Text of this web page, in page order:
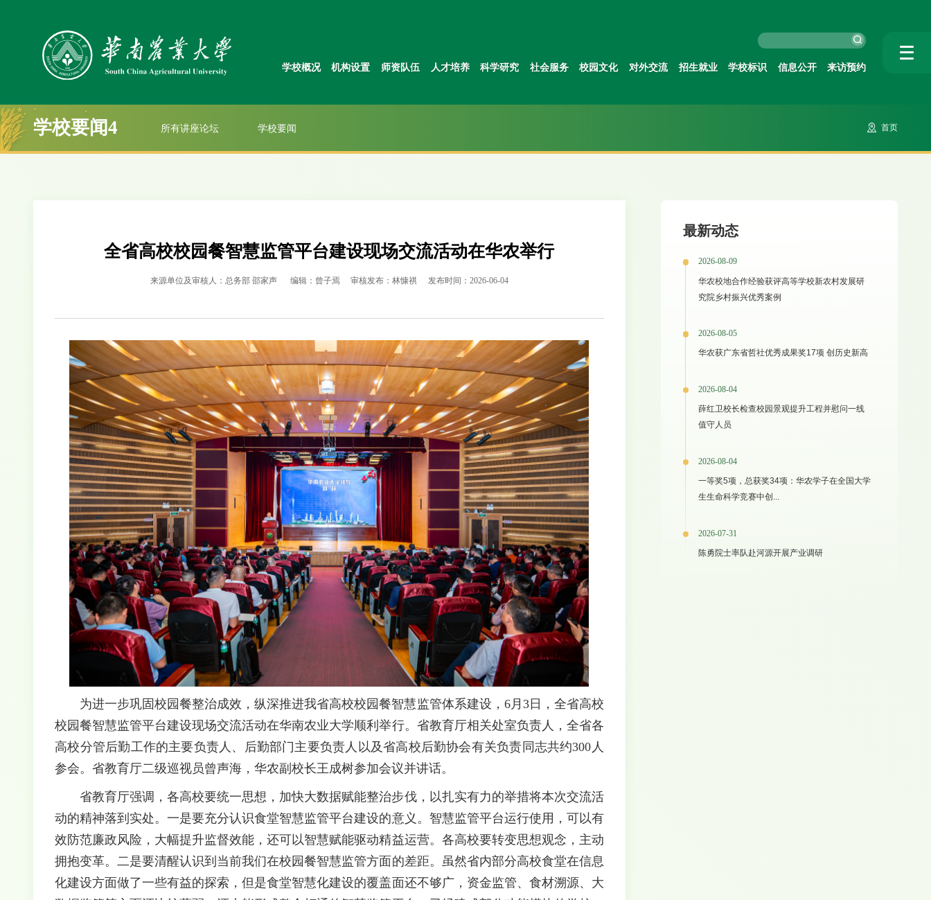
学校概况 机构设置 师资队伍 人才培养 科学研究 社会服务 校园文化 对外交流 招生就业 学校标识 信息公开 来访预约
学校要闻4 所有讲座论坛 学校要闻 首页
全省高校校园餐智慧监管平台建设现场交流活动在华农举行
来源单位及审核人：总务部 邵家声 编辑：曾子焉 审核发布：林慷祺 发布时间：2026-06-04
为进一步巩固校园餐整治成效，纵深推进我省高校校园餐智慧监管体系建设，6月3日，全省高校
校园餐智慧监管平台建设现场交流活动在华南农业大学顺利举行。省教育厅相关处室负责人，全省各
高校分管后勤工作的主要负责人、后勤部门主要负责人以及省高校后勤协会有关负责同志共约300人
参会。省教育厅二级巡视员曾声海，华农副校长王成树参加会议并讲话。
省教育厅强调，各高校要统一思想，加快大数据赋能整治步伐，以扎实有力的举措将本次交流活
动的精神落到实处。一是要充分认识食堂智慧监管平台建设的意义。智慧监管平台运行使用，可以有
效防范廉政风险，大幅提升监督效能，还可以智慧赋能驱动精益运营。各高校要转变思想观念，主动
拥抱变革。二是要清醒认识到当前我们在校园餐智慧监管方面的差距。虽然省内部分高校食堂在信息
化建设方面做了一些有益的探索，但是食堂智慧化建设的覆盖面还不够广，资金监管、食材溯源、大
最新动态
2026-08-09
华农校地合作经验获评高等学校新农村发展研
究院乡村振兴优秀案例
2026-08-05
华农获广东省哲社优秀成果奖17项 创历史新高
2026-08-04
薛红卫校长检查校园景观提升工程并慰问一线
值守人员
2026-08-04
一等奖5项，总获奖34项：华农学子在全国大学
生生命科学竞赛中创...
2026-07-31
陈勇院士率队赴河源开展产业调研